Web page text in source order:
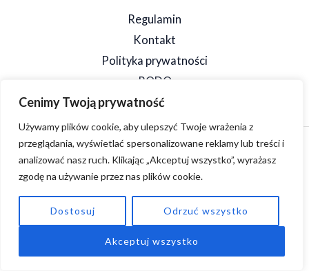
Cenimy Twoją prywatność
Używamy plików cookie, aby ulepszyć Twoje wrażenia z
przeglądania, wyświetlać spersonalizowane reklamy lub treści i
analizować nasz ruch. Klikając „Akceptuj wszystko”, wyrażasz
zgodę na używanie przez nas plików cookie.
Dostosuj Odrzuć wszystko
Akceptuj wszystko
Regulamin
Kontakt
Polityka prywatności
RODO
Copyright © 2026 SpeedSzop. Powered by SpeedSzop.